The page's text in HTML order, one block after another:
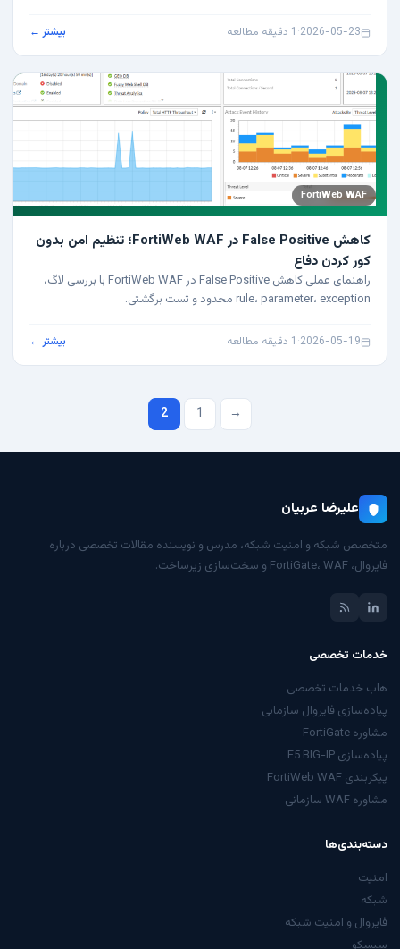
2026-05-23
· 1 دقیقه مطالعه بیشتر ←
FortiWeb WAF
کاهش False Positive در FortiWeb WAF؛ تنظیم امن بدون
کور کردن دفاع
راهنمای عملی کاهش False Positive در FortiWeb WAF با بررسی لاگ،
rule، parameter، exception محدود و تست برگشتی.
2026-05-19
· 1 دقیقه مطالعه بیشتر ←
صفحه‌بندی
نوشته‌ها
→
1
2
علیرضا عربیان
متخصص شبکه و امنیت شبکه، مدرس و نویسنده مقالات تخصصی درباره
فایروال، FortiGate، WAF و سخت‌سازی زیرساخت.
خدمات تخصصی
هاب خدمات تخصصی
پیاده‌سازی فایروال سازمانی
مشاوره FortiGate
پیاده‌سازی F5 BIG-IP
پیکربندی FortiWeb WAF
مشاوره WAF سازمانی
دسته‌بندی‌ها
امنیت
شبکه
فایروال و امنیت شبکه
سیسکو